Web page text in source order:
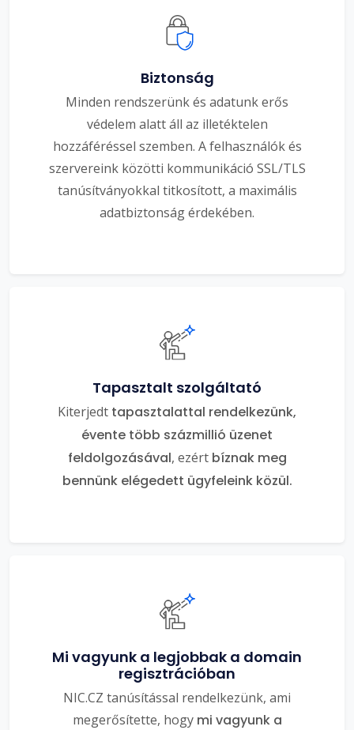
Biztonság
Minden rendszerünk és adatunk erős
védelem alatt áll az illetéktelen
hozzáféréssel szemben. A felhasználók és
szervereink közötti kommunikáció SSL/TLS
tanúsítványokkal titkosított, a maximális
adatbiztonság érdekében.
Tapasztalt szolgáltató
Kiterjedt tapasztalattal rendelkezünk,
évente több százmillió üzenet
feldolgozásával, ezért bíznak meg
bennünk elégedett ügyfeleink közül.
Mi vagyunk a legjobbak a domain
regisztrációban
NIC.CZ tanúsítással rendelkezünk, ami
megerősítette, hogy mi vagyunk a